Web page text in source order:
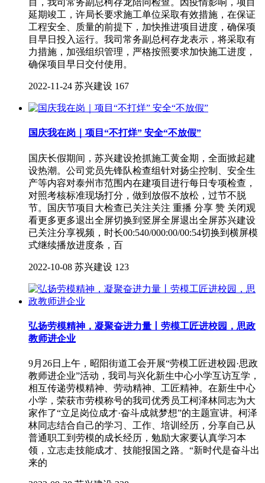
目，我司常务副总柯存龙陪同检查。因疫情影响，项目
延期竣工，许局长要求施工单位采取有效措施，在保证
工程安全、质量的前提下，加快推进项目进度，确保项
目早日投入运行。我司常务副总柯存龙表示，将采取有
力措施，加强组织管理，严格按照要求加快施工进度，
确保项目早日交付使用。
2022-11-24 苏兴建设 167
国庆我在岗｜项目“不打烊” 安全“不放假”
国庆长假期间，苏兴建设抢抓施工黄金期，全面掀起建
设热潮。公司党员先锋队检查组针对扬尘控制、安全生
产等内容对泰州市范围内在建项目进行每日专项检查，
对照考核标准现场打分，做到放假不放松，过节不脱
节。国庆节项目大检查已关注关注 重播 分享 赞 关闭观
看更多更多退出全屏切换到竖屏全屏退出全屏苏兴建设
已关注分享视频，时长00:540/000:00/00:54切换到横屏模
式继续播放进度条，百
2022-10-08 苏兴建设 123
弘扬劳模精神，凝聚奋进力量丨​劳模工匠进校园，思政
教师进企业
9月26日上午，昭阳街道工会开展“劳模工匠进校园·思政
教师进企业”活动，我司与兴化新生中心小学互访互学，
相互传递劳模精神、劳动精神、工匠精神。在新生中心
小学，荣获市劳模称号的我司优秀员工柯泽林同志为大
家作了“立足岗位成才·奋斗成就梦想”的主题宣讲。柯泽
林同志结合自己的学习、工作、培训经历，分享自己从
普通职工到劳模的成长经历，勉励大家要认真学习本
领，立志走技能成才、技能报国之路。“新时代是奋斗出
来的